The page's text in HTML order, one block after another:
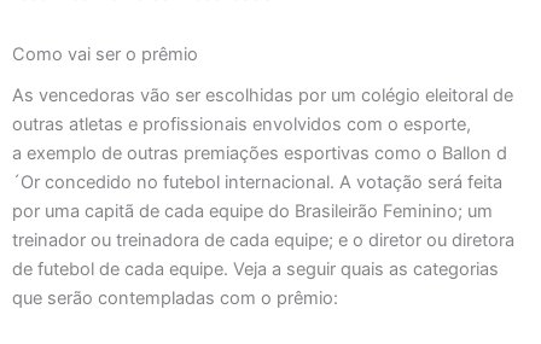
Como vai ser o prêmio
As vencedoras vão ser escolhidas por um colégio eleitoral de
outras atletas e profissionais envolvidos com o esporte,
a exemplo de outras premiações esportivas como o Ballon d
´Or concedido no futebol internacional. A votação será feita
por uma capitã de cada equipe do Brasileirão Feminino; um
treinador ou treinadora de cada equipe; e o diretor ou diretora
de futebol de cada equipe. Veja a seguir quais as categorias
que serão contempladas com o prêmio: